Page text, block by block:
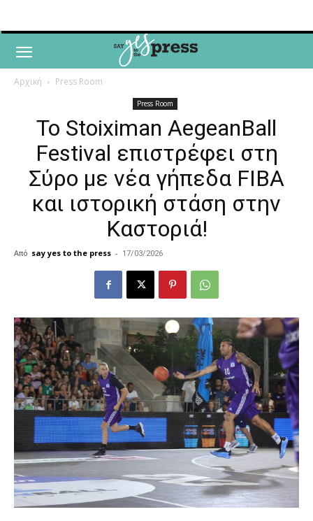
Αρχική Press Room
Press Room
Το Stoiximan AegeanBall
Festival επιστρέφει στη
Σύρο με νέα γήπεδα FIBA
και ιστορική στάση στην
Καστοριά!
Από say yes to the press - 17/03/2026